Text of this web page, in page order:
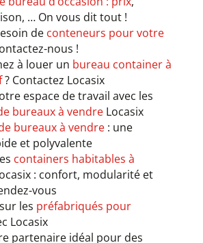
… On vous dit tout !
de conteneurs pour votre
nous !
à louer un bureau container à
? Contactez Locasix
espace de travail avec les
bureaux à vendreLocasix
bureaux à vendre: une
et polyvalente
containers habitables à
: confort, modularité et
vous
les préfabriqués pour
Locasix
partenaire idéal pour des